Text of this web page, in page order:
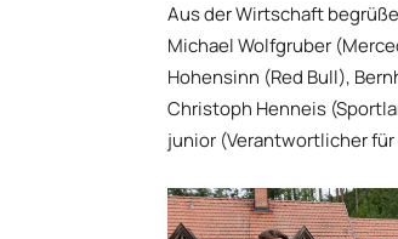
Aus der Wirtschaft
Michael Wolfgruber
Hohensinn (Red Bull),
Christoph Henneis
junior (Verantwortlicher für